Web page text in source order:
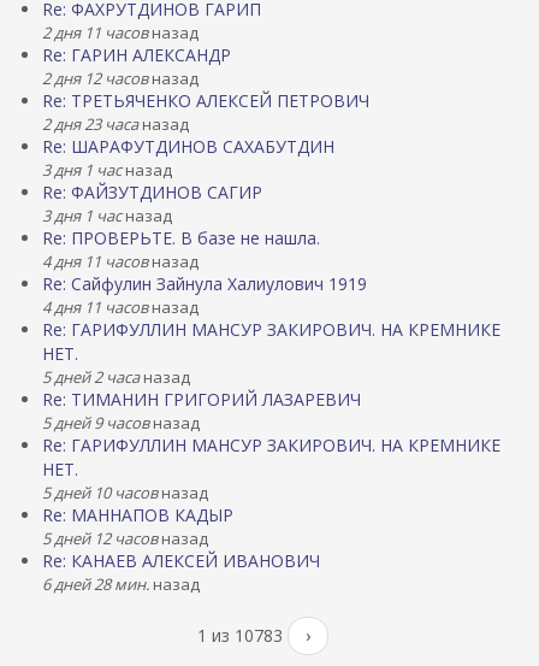
Re: ФАХРУТДИНОВ ГАРИП
2 дня 11 часовназад
Re: ГАРИН АЛЕКСАНДР
2 дня 12 часовназад
Re: ТРЕТЬЯЧЕНКО АЛЕКСЕЙ ПЕТРОВИЧ
2 дня 23 часаназад
Re: ШАРАФУТДИНОВ САХАБУТДИН
3 дня 1 часназад
Re: ФАЙЗУТДИНОВ САГИР
3 дня 1 часназад
Re: ПРОВЕРЬТЕ. В базе не нашла.
4 дня 11 часовназад
Re: Сайфулин Зайнула Халиулович 1919
4 дня 11 часовназад
Re: ГАРИФУЛЛИН МАНСУР ЗАКИРОВИЧ. НА КРЕМНИКЕ
НЕТ.
5 дней 2 часаназад
Re: ТИМАНИН ГРИГОРИЙ ЛАЗАРЕВИЧ
5 дней 9 часовназад
Re: ГАРИФУЛЛИН МАНСУР ЗАКИРОВИЧ. НА КРЕМНИКЕ
НЕТ.
5 дней 10 часовназад
Re: МАННАПОВ КАДЫР
5 дней 12 часовназад
Re: КАНАЕВ АЛЕКСЕЙ ИВАНОВИЧ
6 дней 28 мин. назад
1 из 10783 ›